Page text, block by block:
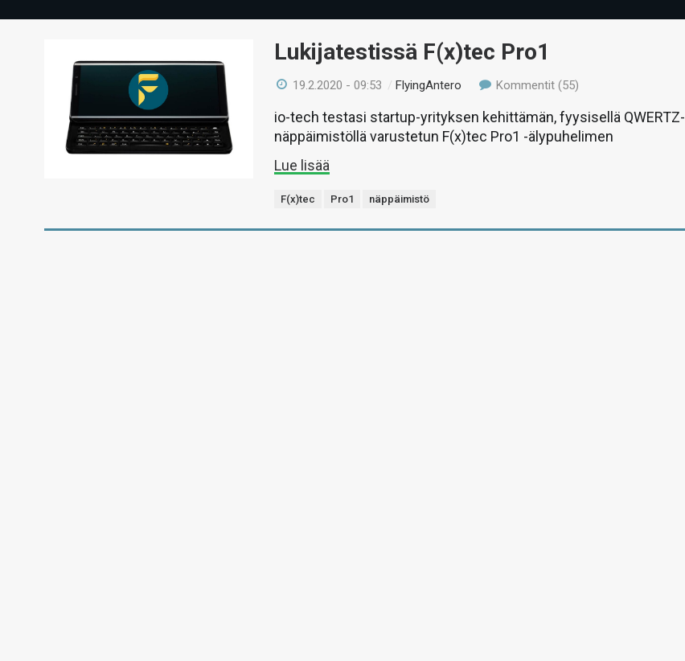
Lukijatestissä F(x)tec Pro1
19.2.2020 - 09:53 /FlyingAntero Kommentit (55)
io-tech testasi startup-yrityksen kehittämän, fyysisellä QWERTZ-
näppäimistöllä varustetun F(x)tec Pro1 -älypuhelimen
Lue lisää
F(x)tec Pro1 näppäimistö